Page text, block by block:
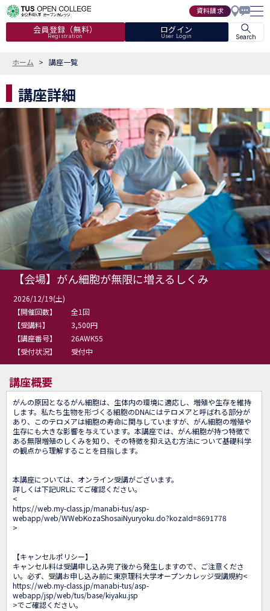
資料請求
会員登録（無料）
Registration
ログイン
User Login Search
ホーム 講座一覧
講座詳細
【会場】がん細胞が無限に増えるしくみ
2026/12/19(土)
【開催回数】
全1回
【受講料】
3,500円
【講座番号】
26AWK55
【受付状況】
受付中
講座概要
がんの原因となるがん細胞は、生体内の環境に適応し、増殖や生存を維持
します。私たち生物を形づくる細胞のDNAにはテロメアと呼ばれる部分が
あり、このテロメアは細胞の寿命に関与していますが、がん細胞の増殖や
生存にも大きな影響を与えています。本講座では、がん細胞が持つ特徴で
ある無限増殖のしくみを知り、その特徴を抑え込む方法について基礎科学
の観点から理解することを目指します。
本講座については、オンライン受講がございます。
詳しくは下記URLにてご確認ください。
<
https://web.my-class.jp/manabi-tus/asp-
webapp/web/WWebKozaShosaiNyuryoku.do?kozaId=8691778
>
【キャンセルポリシー】
キャンセル料は受講申し込み完了後から発生しますので、ご注意くださ
い。必ず、受講お申し込み前に東京理科大学オープンカレッジ受講規約<
https://web.my-class.jp/manabi-tus/asp-
webapp/jsp/web/tus/base/kiyaku.jsp
>でご確認ください。